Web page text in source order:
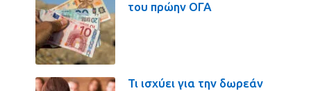
του πρώην ΟΓΑ
Τι ισχύει για την δωρεάν